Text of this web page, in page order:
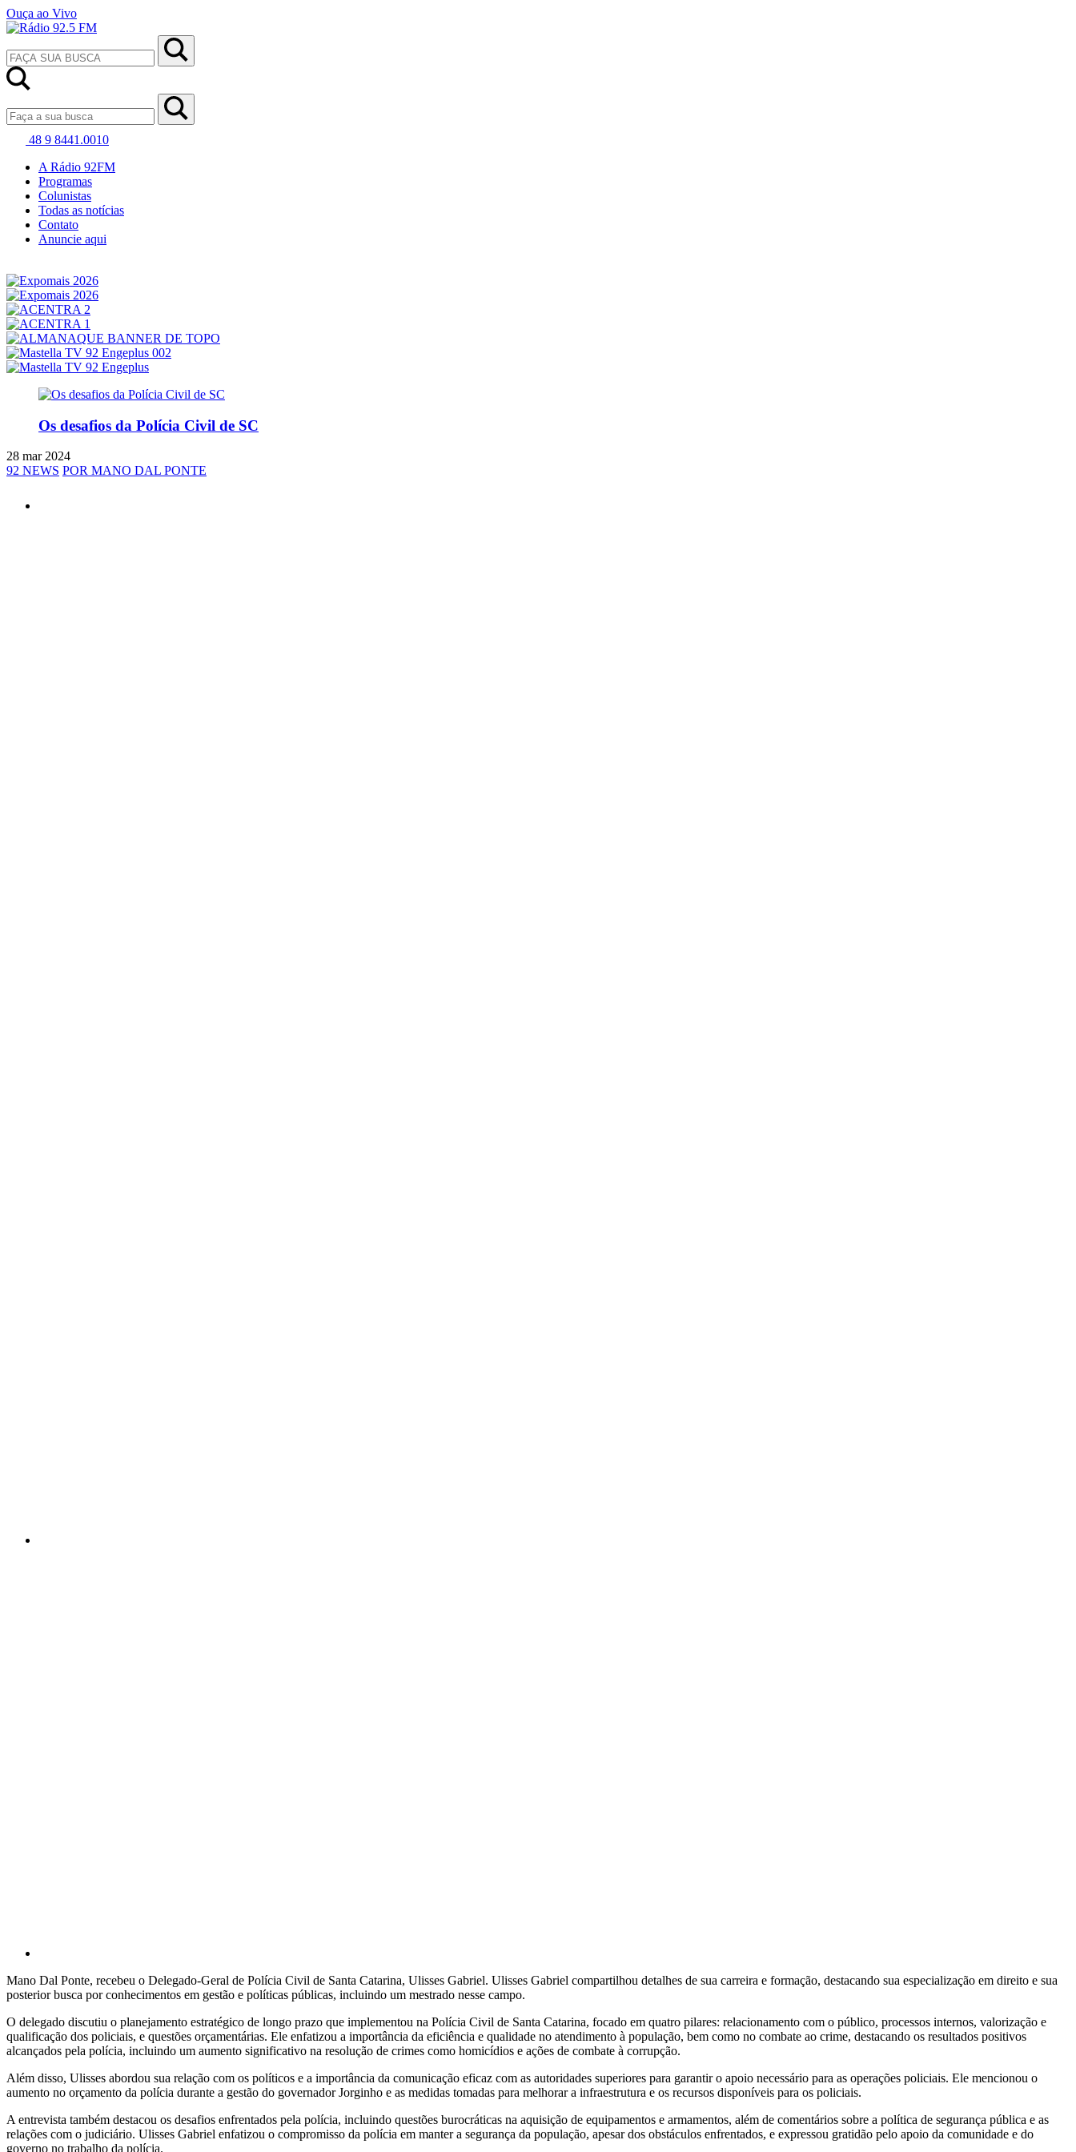
Ouça ao Vivo
48 9 8441.0010
A Rádio 92FM
Programas
Colunistas
Todas as notícias
Contato
Anuncie aqui
Os desafios da Polícia Civil de SC
28 mar 2024
92 NEWS POR MANO DAL PONTE
Mano Dal Ponte, recebeu o Delegado-Geral de Polícia Civil de Santa Catarina, Ulisses Gabriel. Ulisses Gabriel compartilhou detalhes de sua carreira e formação, destacando sua especialização em direito e sua
posterior busca por conhecimentos em gestão e políticas públicas, incluindo um mestrado nesse campo.
O delegado discutiu o planejamento estratégico de longo prazo que implementou na Polícia Civil de Santa Catarina, focado em quatro pilares: relacionamento com o público, processos internos, valorização e
qualificação dos policiais, e questões orçamentárias. Ele enfatizou a importância da eficiência e qualidade no atendimento à população, bem como no combate ao crime, destacando os resultados positivos
alcançados pela polícia, incluindo um aumento significativo na resolução de crimes como homicídios e ações de combate à corrupção.
Além disso, Ulisses abordou sua relação com os políticos e a importância da comunicação eficaz com as autoridades superiores para garantir o apoio necessário para as operações policiais. Ele mencionou o
aumento no orçamento da polícia durante a gestão do governador Jorginho e as medidas tomadas para melhorar a infraestrutura e os recursos disponíveis para os policiais.
A entrevista também destacou os desafios enfrentados pela polícia, incluindo questões burocráticas na aquisição de equipamentos e armamentos, além de comentários sobre a política de segurança pública e as
relações com o judiciário. Ulisses Gabriel enfatizou o compromisso da polícia em manter a segurança da população, apesar dos obstáculos enfrentados, e expressou gratidão pelo apoio da comunidade e do
governo no trabalho da polícia.